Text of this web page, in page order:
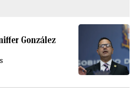
González